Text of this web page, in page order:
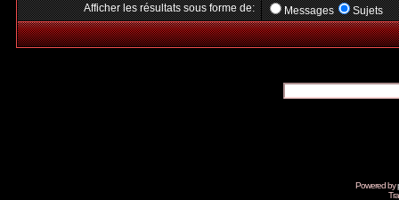
Afficher les résultats sous forme de: Messages Sujets
Powered by